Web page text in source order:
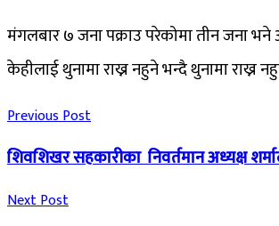
मंगलबार ७ जना पक्राउ परेकोमा तीन जना
केहीलाई थुनामा राख्न नहुने भन्दै थुनामा राख्न
Previous Post
शिवशिखर सहकारीका निवर्तमान अध्यक्ष
Next Post